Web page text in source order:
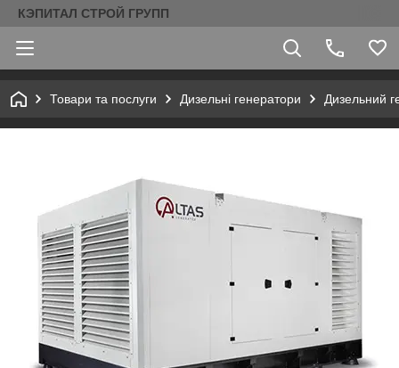
КЭПИТАЛ СТРОЙ ГРУПП
Товари та послуги Дизельні генератори Дизельний